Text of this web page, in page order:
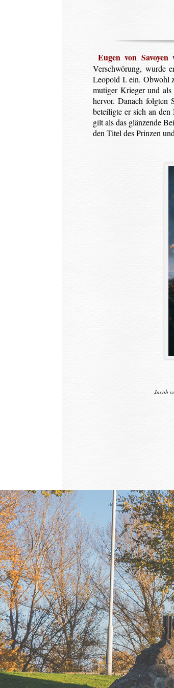
Eugen von Savoyen
Verschwörung, wurde
Leopold I. ein. Obwohl
mutiger Krieger und als
hervor. Danach
beteiligte er sich an
gilt als das glänzende
den Titel des Prinzen
Jacob van
am 16. August